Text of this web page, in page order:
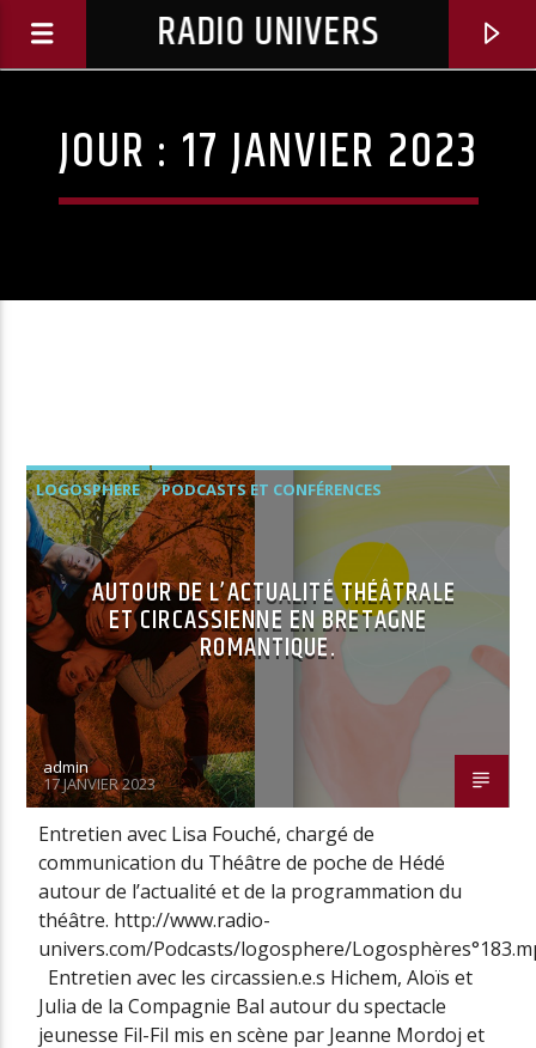
RADIO UNIVERS
Radio Univers
JOUR : 17 JANVIER 2023
LOGOSPHERE PODCASTS ET CONFÉRENCES
AUTOUR DE L’ACTUALITÉ THÉÂTRALE
ET CIRCASSIENNE EN BRETAGNE
ROMANTIQUE.
admin
17 JANVIER 2023
Entretien avec Lisa Fouché, chargé de
communication du Théâtre de poche de Hédé
autour de l’actualité et de la programmation du
théâtre. http://www.radio-
univers.com/Podcasts/logosphere/
Entretien avec les circassien.e.s Hichem, Aloïs et
Julia de la Compagnie Bal autour du spectacle
jeunesse Fil-Fil mis en scène par Jeanne Mordoj et